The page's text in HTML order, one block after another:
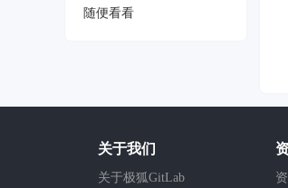
随便看看
关于我们
关于极狐GitLab